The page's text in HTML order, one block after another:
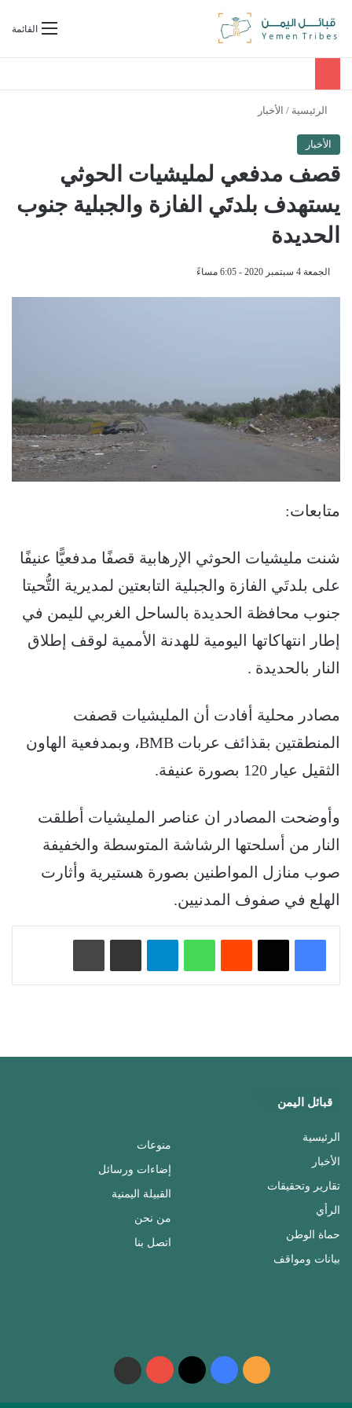
القائمةبحث عن
الرئيسية / الأخبار
الأخبار
قصف مدفعي لمليشيات الحوثي
يستهدف بلدتَي الفازة والجبلية جنوب
الحديدة
الجمعة 4 سبتمبر 2020 - 6:05 مساءً
متابعات:
شنت مليشيات الحوثي الإرهابية قصفًا مدفعيًّا عنيفًا
على بلدتَي الفازة والجبلية التابعتين لمديرية التُّحيتا
جنوب محافظة الحديدة بالساحل الغربي لليمن في
إطار انتهاكاتها اليومية للهدنة الأممية لوقف إطلاق
النار بالحديدة .
مصادر محلية أفادت أن المليشيات قصفت
المنطقتين بقذائف عربات BMB، وبمدفعية الهاون
الثقيل عيار 120 بصورة عنيفة.
وأوضحت المصادر ان عناصر المليشيات أطلقت
النار من أسلحتها الرشاشة المتوسطة والخفيفة
صوب منازل المواطنين بصورة هستيرية وأثارت
الهلع في صفوف المدنيين.
واتساب تيلقرام
قبائل اليمن
الرئيسية
الأخبار
تقارير وتحقيقات
الرأي
حماة الوطن
بيانات ومواقف
منوعات
إضاءات ورسائل
القبيلة اليمنية
من نحن
اتصل بنا
ملخص
الموقع
فيسبوك ‫X
‫YouTubeواتساب